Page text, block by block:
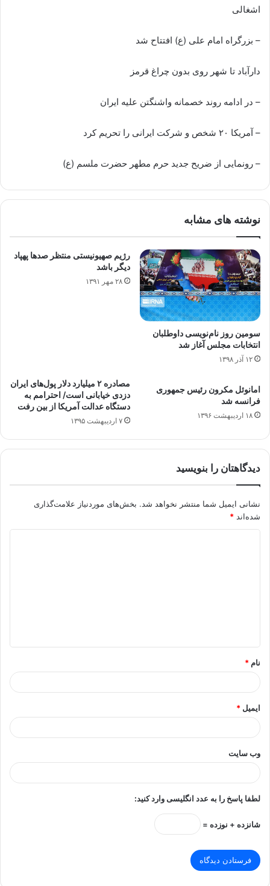
اشغالی
– بزرگراه امام علی (ع) افتتاح شد
دارآباد تا شهر روی بدون چراغ قرمز
– در ادامه روند خصمانه واشنگتن علیه ایران
– آمریکا ۲۰ شخص و شرکت ایرانی را تحریم کرد
– رونمایی از ضریح جدید حرم مطهر حضرت ملسم (ع)
نوشته های مشابه
سومین روز نام‌نویسی داوطلبان
انتخابات مجلس آغاز شد
۱۲ آذر ۱۳۹۸
رژیم صهیونیستی منتظر صدها پهپاد
دیگر باشد
۲۸ مهر ۱۳۹۱
امانوئل مکرون رئیس جمهوری
فرانسه شد
۱۸ اردیبهشت ۱۳۹۶
مصادره ۲ میلیارد دلار پول‌های ایران
دزدی خیابانی است/ احترامم به
دستگاه عدالت آمریکا از بین رفت
۷ اردیبهشت ۱۳۹۵
دیدگاهتان را بنویسید
نشانی ایمیل شما منتشر نخواهد شد. بخش‌های موردنیاز علامت‌گذاری
شده‌اند *
*
نام *
ایمیل *
وب‌ سایت
لطفا پاسخ را به عدد انگلیسی وارد کنید:
شانزده + نوزده =